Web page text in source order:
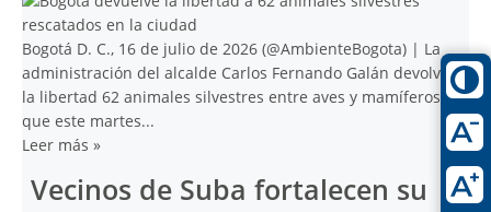
Bogotá D. C., 16 de julio de 2026 (@AmbienteBogota) | La
administración del alcalde Carlos Fernando Galán devolvió a
la libertad 62 animales silvestres entre aves y mamíferos,
que este martes...
Leer más »
Vecinos de Suba fortalecen su